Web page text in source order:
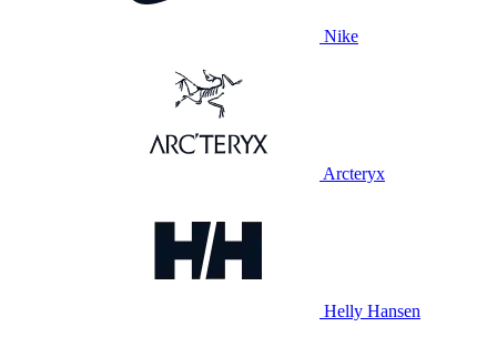
Nike
Arcteryx
Helly Hansen